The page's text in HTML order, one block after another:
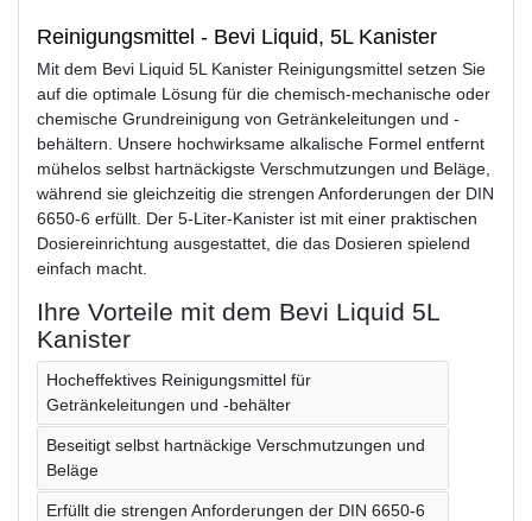
Reinigungsmittel - Bevi Liquid, 5L Kanister
Mit dem Bevi Liquid 5L Kanister Reinigungsmittel setzen Sie
auf die optimale Lösung für die chemisch-mechanische oder
chemische Grundreinigung von Getränkeleitungen und -
behältern. Unsere hochwirksame alkalische Formel entfernt
mühelos selbst hartnäckigste Verschmutzungen und Beläge,
während sie gleichzeitig die strengen Anforderungen der DIN
6650-6 erfüllt. Der 5-Liter-Kanister ist mit einer praktischen
Dosiereinrichtung ausgestattet, die das Dosieren spielend
einfach macht.
Ihre Vorteile mit dem Bevi Liquid 5L
Kanister
Hocheffektives Reinigungsmittel für
Getränkeleitungen und -behälter
Beseitigt selbst hartnäckige Verschmutzungen und
Beläge
Erfüllt die strengen Anforderungen der DIN 6650-6